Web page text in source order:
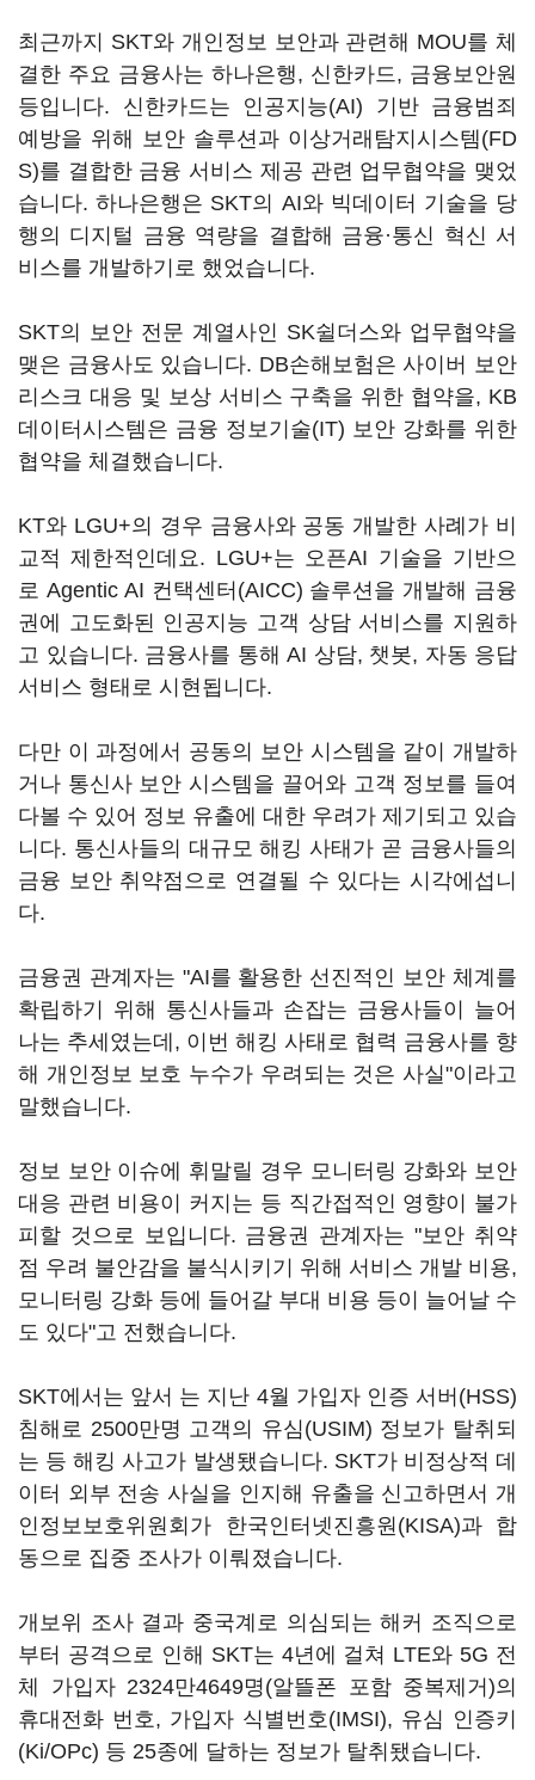
최근까지 SKT와 개인정보 보안과 관련해 MOU를 체
결한 주요 금융사는 하나은행, 신한카드, 금융보안원
등입니다. 신한카드는 인공지능(AI) 기반 금융범죄
예방을 위해 보안 솔루션과 이상거래탐지시스템(FD
S)를 결합한 금융 서비스 제공 관련 업무협약을 맺었
습니다. 하나은행은 SKT의 AI와 빅데이터 기술을 당
행의 디지털 금융 역량을 결합해 금융·통신 혁신 서
비스를 개발하기로 했었습니다.
SKT의 보안 전문 계열사인 SK쉴더스와 업무협약을
맺은 금융사도 있습니다. DB손해보험은 사이버 보안
리스크 대응 및 보상 서비스 구축을 위한 협약을, KB
데이터시스템은 금융 정보기술(IT) 보안 강화를 위한
협약을 체결했습니다.
KT와 LGU+의 경우 금융사와 공동 개발한 사례가 비
교적 제한적인데요. LGU+는 오픈AI 기술을 기반으
로 Agentic AI 컨택센터(AICC) 솔루션을 개발해 금융
권에 고도화된 인공지능 고객 상담 서비스를 지원하
고 있습니다. 금융사를 통해 AI 상담, 챗봇, 자동 응답
서비스 형태로 시현됩니다.
다만 이 과정에서 공동의 보안 시스템을 같이 개발하
거나 통신사 보안 시스템을 끌어와 고객 정보를 들여
다볼 수 있어 정보 유출에 대한 우려가 제기되고 있습
니다. 통신사들의 대규모 해킹 사태가 곧 금융사들의
금융 보안 취약점으로 연결될 수 있다는 시각에섭니
다.
금융권 관계자는 "AI를 활용한 선진적인 보안 체계를
확립하기 위해 통신사들과 손잡는 금융사들이 늘어
나는 추세였는데, 이번 해킹 사태로 협력 금융사를 향
해 개인정보 보호 누수가 우려되는 것은 사실"이라고
말했습니다.
정보 보안 이슈에 휘말릴 경우 모니터링 강화와 보안
대응 관련 비용이 커지는 등 직간접적인 영향이 불가
피할 것으로 보입니다. 금융권 관계자는 "보안 취약
점 우려 불안감을 불식시키기 위해 서비스 개발 비용,
모니터링 강화 등에 들어갈 부대 비용 등이 늘어날 수
도 있다"고 전했습니다.
SKT에서는 앞서 는 지난 4월 가입자 인증 서버(HSS)
침해로 2500만명 고객의 유심(USIM) 정보가 탈취되
는 등 해킹 사고가 발생됐습니다. SKT가 비정상적 데
이터 외부 전송 사실을 인지해 유출을 신고하면서 개
인정보보호위원회가 한국인터넷진흥원(KISA)과 합
동으로 집중 조사가 이뤄졌습니다.
개보위 조사 결과 중국계로 의심되는 해커 조직으로
부터 공격으로 인해 SKT는 4년에 걸쳐 LTE와 5G 전
체 가입자 2324만4649명(알뜰폰 포함 중복제거)의
휴대전화 번호, 가입자 식별번호(IMSI), 유심 인증키
(Ki/OPc) 등 25종에 달하는 정보가 탈취됐습니다.